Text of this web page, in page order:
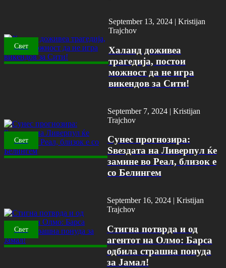
Свет
September 13, 2024 | Kristijan
Trajchov
Халанд доживеа
трагедија, постои
можност да не игра
викендов за Сити!
Свет
September 7, 2024 | Kristijan
Trajchov
Сунес прогнозира:
Ѕвездата на Ливерпул ќе
замине во Реал, близок е
со Белингем
Свет
September 16, 2024 | Kristijan
Trajchov
Стигна потврда и од
агентот на Олмо: Барса
одбила страшна понуда
за Јамал!